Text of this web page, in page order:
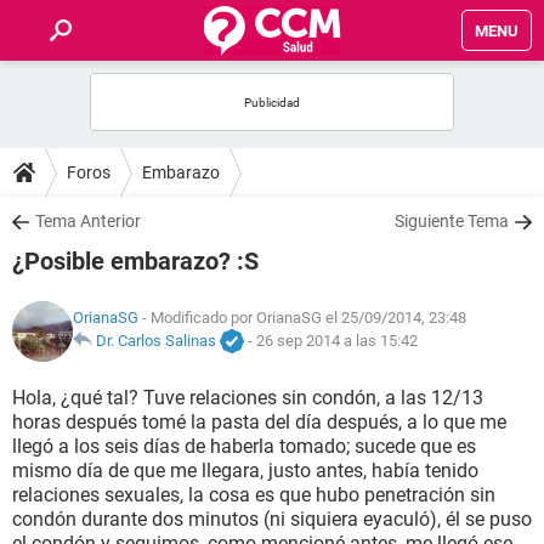
MENU
FOROS
SALUD
FAMILIA
NUTRICIÓN
BIENESTAR
SEXUALIDAD
GLOSARIO
Foros Embarazo
Tema Anterior Siguiente Tema
¿Posible embarazo? :S
OrianaSG - Modificado por OrianaSG el 25/09/2014, 23:48
Dr. Carlos Salinas
- 26 sep 2014 a las 15:42
Hola, ¿qué tal? Tuve relaciones sin condón, a las 12/13
horas después tomé la pasta del día después, a lo que me
llegó a los seis días de haberla tomado; sucede que es
mismo día de que me llegara, justo antes, había tenido
relaciones sexuales, la cosa es que hubo penetración sin
condón durante dos minutos (ni siquiera eyaculó), él se puso